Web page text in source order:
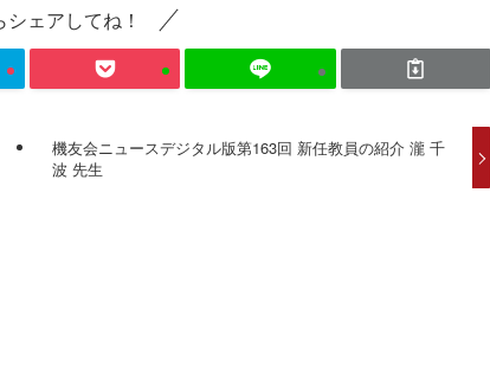
ェアしてね！
機友会ニュースデジタル版第163回 新任教員の紹介 瀧 千
波 先生